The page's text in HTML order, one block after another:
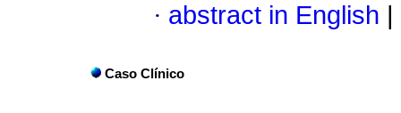
· abstract in English
Caso Clínico